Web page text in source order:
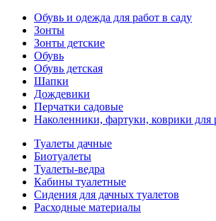
Обувь и одежда для работ в саду
Зонты
Зонты детские
Обувь
Обувь детская
Шапки
Дождевики
Перчатки садовые
Наколенники, фартуки, коврики для
Туалеты дачные
Биотуалеты
Туалеты-ведра
Кабины туалетные
Сидения для дачных туалетов
Расходные материалы